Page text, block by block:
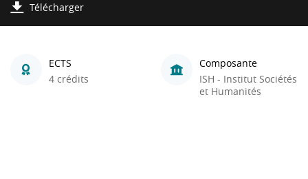
Télécharger
ECTS
4 crédits
Composante
ISH - Institut Sociétés
et Humanités